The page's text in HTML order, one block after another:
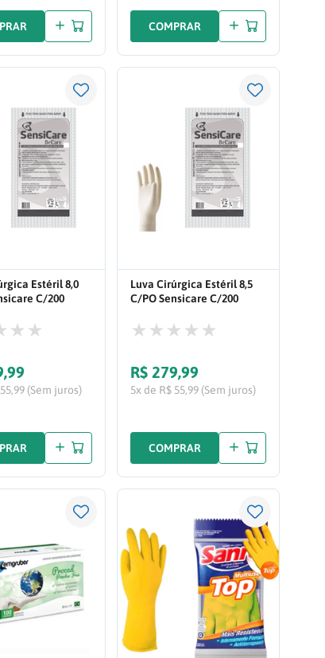
COMPRAR
Estéril 8,0
C/200
,99
(Sem juros)
Luva Cirúrgica Estéril 8,5
C/PO Sensicare C/200
R$ 279,99
5x de R$ 55,99 (Sem juros)
COMPRAR